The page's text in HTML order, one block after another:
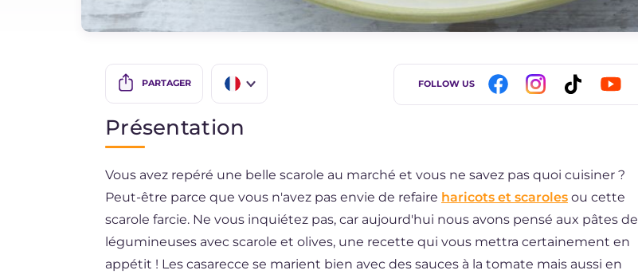
PARTAGER
ES
FOLLOW US
Présentation
Vous avez repéré une belle scarole au marché et vous ne savez pas quoi cuisiner ?
Peut-être parce que vous n'avez pas envie de refaire haricots et scaroles ou cette
scarole farcie. Ne vous inquiétez pas, car aujourd'hui nous avons pensé aux pâtes de
légumineuses avec scarole et olives, une recette qui vous mettra certainement en
appétit ! Les casarecce se marient bien avec des sauces à la tomate mais aussi en